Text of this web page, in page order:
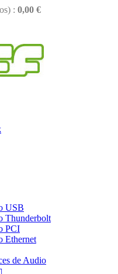
: 0,00 €
USB
Thunderbolt
PCI
Ethernet
de Audio